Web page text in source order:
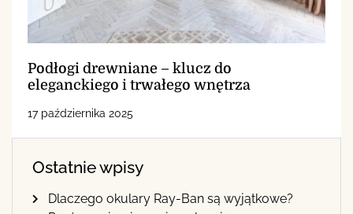
Podłogi drewniane – klucz do
eleganckiego i trwałego wnętrza
17 października 2025
Ostatnie wpisy
Dlaczego okulary Ray-Ban są wyjątkowe?